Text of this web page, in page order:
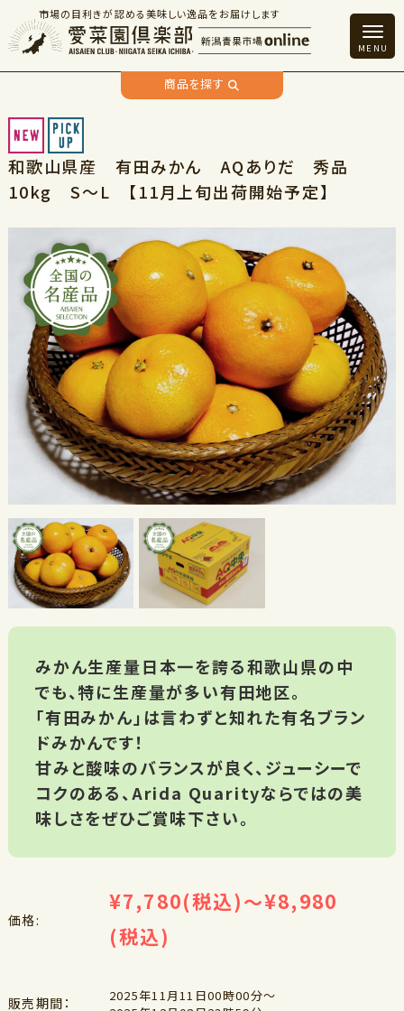
市場の目利きが認める美味しい逸品をお届けします
商品を探す
和歌山県産 有田みかん AQありだ 秀品
10kg S～L 【11月上旬出荷開始予定】
みかん生産量日本一を誇る和歌山県の中
でも、特に生産量が多い有田地区。
「有田みかん」は言わずと知れた有名ブラン
ドみかんです！
甘みと酸味のバランスが良く、ジューシーで
コクのある、Arida Quarityならではの美
味しさをぜひご賞味下さい。
価格:
¥7,780(税込)～¥8,980
(税込)
販売期間：
2025年11月11日00時00分～